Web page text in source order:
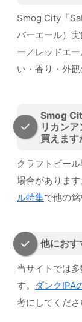
Smog City「
バーエール）
ー／レッドエ
い・香り・外
Smog
リカン
買えます
クラフトビー
場合がありま
ル特集で他の
他におす
当サイトでは
す。
ダンクIPA
考にしてくださ